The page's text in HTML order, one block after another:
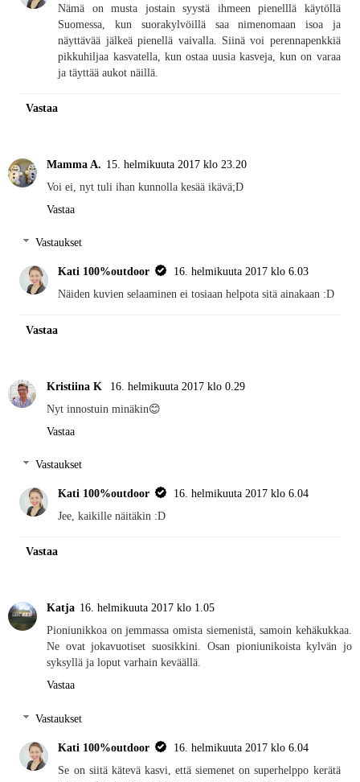
Nämä on musta jostain syystä ihmeen pienelllä käytöllä
Suomessa, kun suorakylvöillä saa nimenomaan isoa ja
näyttävää jälkeä pienellä vaivalla. Siinä voi perennapenkkiä
pikkuhiljaa kasvatella, kun ostaa uusia kasveja, kun on varaa
ja täyttää aukot näillä.
Vastaa
Mamma A. 15. helmikuuta 2017 klo 23.20
Voi ei, nyt tuli ihan kunnolla kesää ikävä;D
Vastaa
Vastaukset
Kati 100%outdoor
16. helmikuuta 2017 klo 6.03
Näiden kuvien selaaminen ei tosiaan helpota sitä ainakaan :D
Vastaa
Kristiina K
16. helmikuuta 2017 klo 0.29
Nyt innostuin minäkin😊
Vastaa
Vastaukset
Kati 100%outdoor
16. helmikuuta 2017 klo 6.04
Jee, kaikille näitäkin :D
Vastaa
Katja 16. helmikuuta 2017 klo 1.05
Pioniunikkoa on jemmassa omista siemenistä, samoin kehäkukkaa.
Ne ovat jokavuotiset suosikkini. Osan pioniunikoista kylvän jo
syksyllä ja loput varhain keväällä.
Vastaa
Vastaukset
Kati 100%outdoor
16. helmikuuta 2017 klo 6.04
Se on siitä kätevä kasvi, että siemenet on superhelppo kerätä